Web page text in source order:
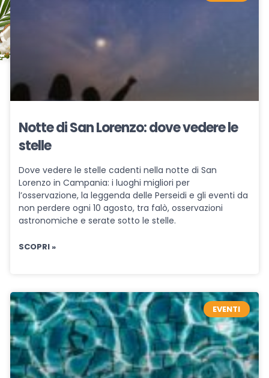
Notte di San Lorenzo: dove vedere le
stelle
Dove vedere le stelle cadenti nella notte di San
Lorenzo in Campania: i luoghi migliori per
l’osservazione, la leggenda delle Perseidi e gli eventi da
non perdere ogni 10 agosto, tra falò, osservazioni
astronomiche e serate sotto le stelle.
SCOPRI »
EVENTI